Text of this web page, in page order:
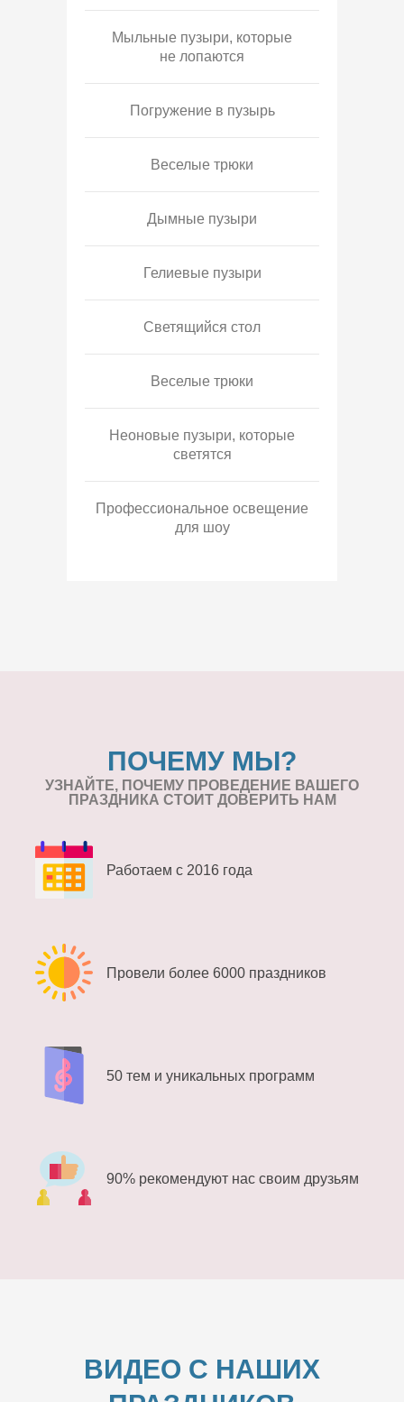
Мыльные пузыри, которые
не лопаются
Погружение в пузырь
Веселые трюки
Дымные пузыри
Гелиевые пузыри
Светящийся стол
Веселые трюки
Неоновые пузыри, которые
светятся
Профессиональное освещение
для шоу
ПОЧЕМУ МЫ?
УЗНАЙТЕ, ПОЧЕМУ ПРОВЕДЕНИЕ ВАШЕГО
ПРАЗДНИКА СТОИТ ДОВЕРИТЬ НАМ
Работаем с 2016 года
Провели более 6000 праздников
50 тем и уникальных программ
90% рекомендуют нас своим друзьям
ВИДЕО С НАШИХ